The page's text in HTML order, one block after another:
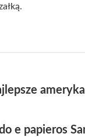
e papieros